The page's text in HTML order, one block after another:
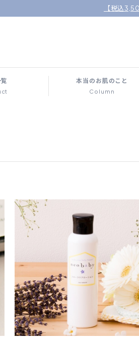
【税込
本当のお肌のこと
Column